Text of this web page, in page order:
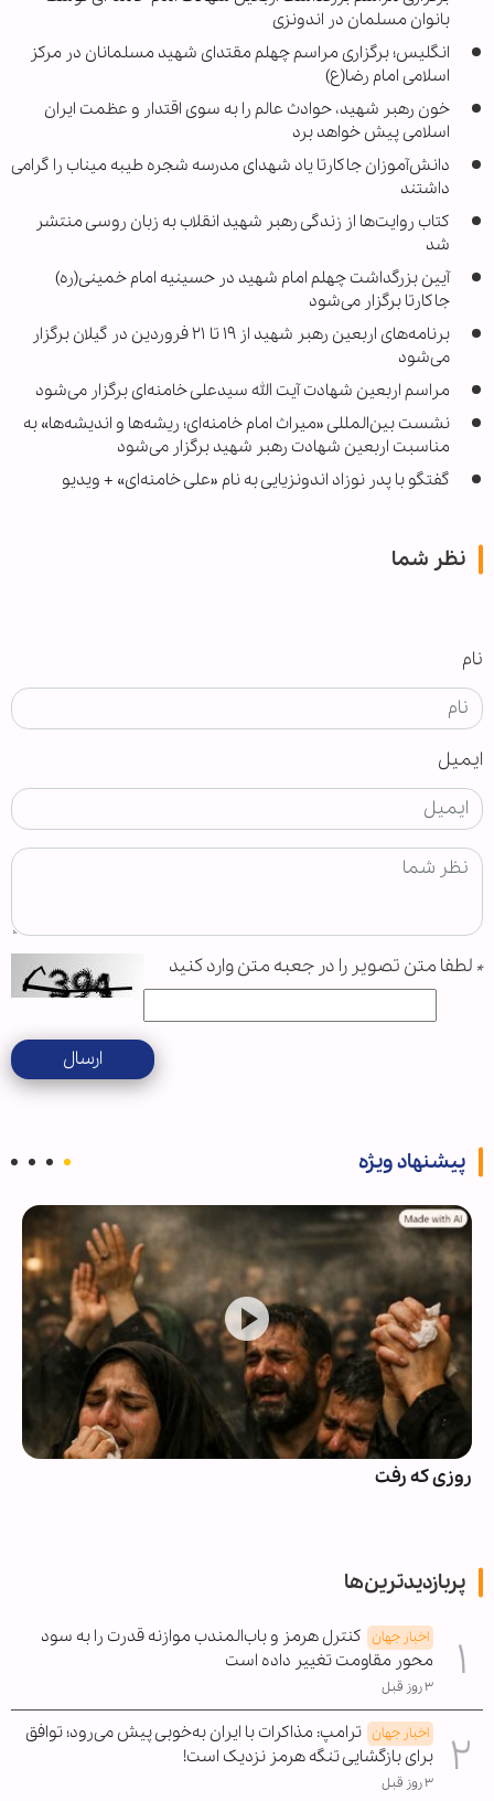
بانوان مسلمان در اندونزی
انگلیس؛ برگزاری مراسم چهلم مقتدای شهید مسلمانان در مرکز
اسلامی امام رضا(ع)
خون رهبر شهید، حوادث عالم را به سوی اقتدار و عظمت ایران
اسلامی پیش خواهد برد
دانش‌آموزان جاکارتا یاد شهدای مدرسه شجره طیبه میناب را گرامی
داشتند
کتاب روایت‌ها از زندگی رهبر شهید انقلاب به زبان روسی منتشر
شد
آیین بزرگداشت چهلم امام شهید در حسینیه امام خمینی(ره)
جاکارتا برگزار می‌شود
برنامه‌های اربعین رهبر شهید از ۱۹ تا ۲۱ فروردین در گیلان برگزار
می‌شود
مراسم اربعین شهادت آیت الله سیدعلی خامنه‌ای برگزار می‌شود
نشست بین‌المللی «میراث امام خامنه‌ای؛ ریشه‌ها و اندیشه‌ها» به
مناسبت اربعین شهادت رهبر شهید برگزار می‌شود
گفتگو با پدر نوزاد اندونزیایی به نام «علی خامنه‌ای» + ویدیو
نظر شما
نام
ایمیل
* لطفا متن تصویر را در جعبه متن وارد کنید
ارسال
پیشنهاد ویژه
روزی که رفت
پربازدیدترین‌ها
اخبار جهان کنترل هرمز و باب‌المندب موازنه قدرت را به سود
محور مقاومت تغییر داده است
۳ روز قبل
اخبار جهان ترامپ: مذاکرات با ایران به‌خوبی پیش می‌رود؛ توافق
برای بازگشایی تنگه هرمز نزدیک است!
۳ روز قبل